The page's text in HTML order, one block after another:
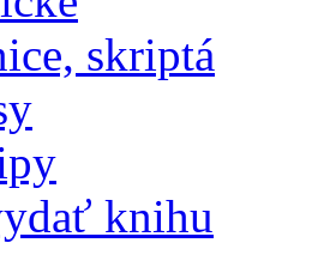
skriptá
knihu